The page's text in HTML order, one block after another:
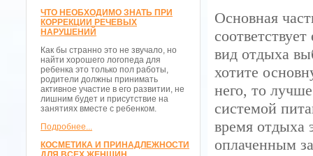
ЧТО НЕОБХОДИМО ЗНАТЬ ПРИ
КОРРЕКЦИИ РЕЧЕВЫХ
НАРУШЕНИЙ
Как бы странно это не звучало, но
найти хорошего логопеда для
ребенка это только пол работы,
родители должны принимать
активное участие в его развитии, не
лишним будет и присутствие на
занятиях вместе с ребенком.
Подробнее...
КОСМЕТИКА И ПРИНАДЛЕЖНОСТИ
Основная
вид отдыха
хотите
него, то
системой
время отдыха
оплаченным